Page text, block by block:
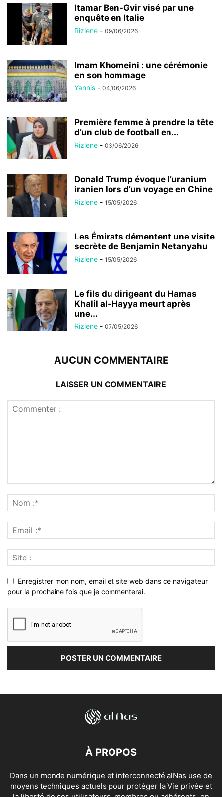
Itamar Ben-Gvir visé par une
enquête en Italie
Rizlene - 09/06/2026
Imam Khomeini : une cérémonie
en son hommage
Yannis - 04/06/2026
Première femme à prendre la tête
d’un club de football en...
Rizlene - 03/06/2026
Donald Trump évoque l’uranium
iranien lors d’un voyage en Chine
Rizlene - 15/05/2026
Les Émirats démentent une visite
secrète de Benjamin Netanyahu
Rizlene - 15/05/2026
Le fils du dirigeant du Hamas
Khalil al-Hayya meurt après
une...
Rizlene - 07/05/2026
AUCUN COMMENTAIRE
LAISSER UN COMMENTAIRE
Enregistrer mon nom, email et site web dans ce navigateur
pour la prochaine fois que je commenterai.
À PROPOS
Dans un monde numérique et interconnecté alNas use de
moyens techniques actuels pour protéger la Vie privée et